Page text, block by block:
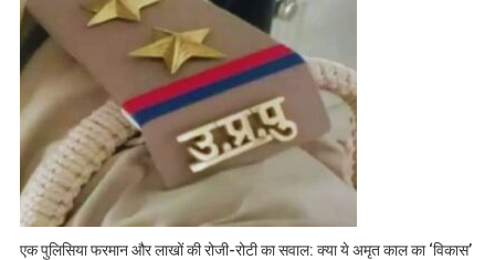
एक पुलिसिया फरमान और लाखों की रोजी-रोटी का सवाल: क्या ये अमृत काल का ‘विकास’